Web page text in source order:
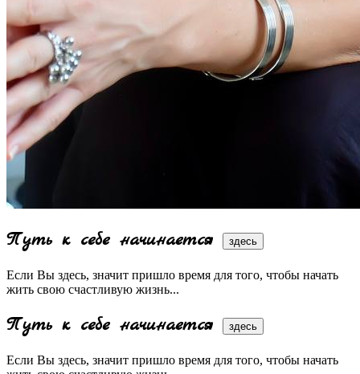
Путь к себе начинается здесь
Если Вы здесь, значит пришло время для того, чтобы начать
жить свою счастливую жизнь...
Путь к себе начинается здесь
Если Вы здесь, значит пришло время для того, чтобы начать